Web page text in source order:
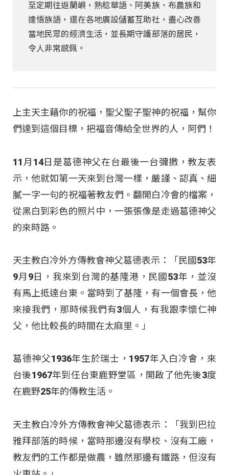
至定期往返蘭嶼，熟稔華語、阿美族、布農族和
達悟族語，還在各地廣設儲蓄互助社，盡心改善
當地民眾的經濟生活，並長期守護部落的居民，
令人非常感佩。
上主天主藉你的祝福，聖父聖子聖神的祝福，幫你
們達到這個目標，把福音傳給全世界的人，阿們！
11月14日是葛德神父在台最後一台彌撒，教友表
示，他就如第一天來到台灣一樣，嚴謹、認真、細
膩一字一句的祝福著教友們。翻開白冷會的檔案，
從黑白到彩色的照片中，一張張像是走過葛德神父
的來時路。
天主教白冷外方傳教會神父葛德表示：「民國53年
9月9日，我來到台灣的基隆港，民國53年，並沒
有馬上抵達台東。當時到了基隆，有一個會長，他
來接我們，那時候我們有3個人，有我跟李懷仁神
父，他比較長的時間在太麻里。」
葛德神父1936年生於瑞士，1957年入白冷會，來
台後1967年到任台東鹿野堂區，開啟了他先後3度
在鹿野25年的傳教生活。
天主教白冷外方傳教會神父葛德表示：「我到巴拉
雅拜部落的時候，當時那邊沒有學校、沒有工廠，
教友們的工作都是做農，雖然那邊有鐵路，但沒有